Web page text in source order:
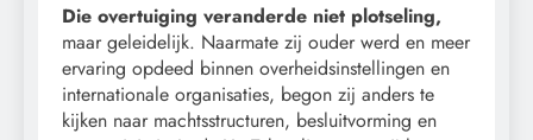
Die overtuiging veranderde niet plotseling,
maar geleidelijk. Naarmate zij ouder werd en meer
ervaring opdeed binnen overheidsinstellingen en
internationale organisaties, begon zij anders te
kijken naar machtsstructuren, besluitvorming en